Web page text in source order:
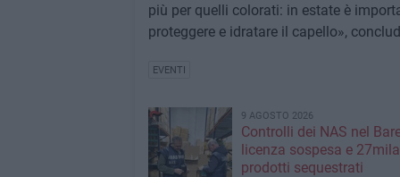
più per quelli colorati: in estate è
proteggere e idratare il capello»,
EVENTI
9 AGOSTO 2026
Controlli dei NAS nel
licenza sospesa e 27mila
prodotti sequestrati